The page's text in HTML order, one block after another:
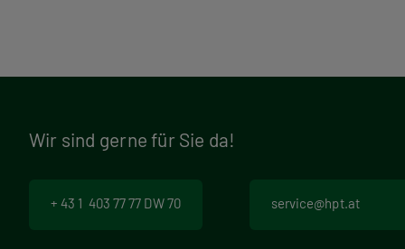
Wir sind gerne für Sie da!
+ 43 1 403 77 77 DW 70 service@hpt.at